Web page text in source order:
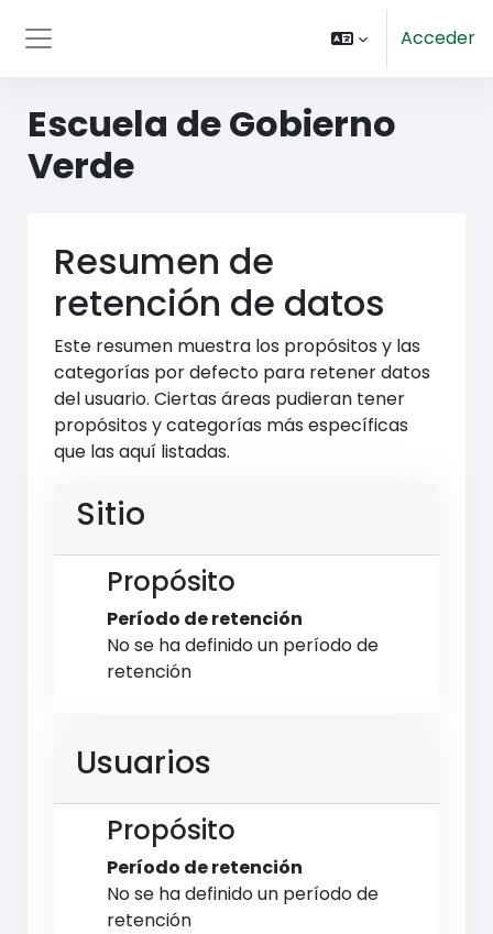
Acceder
Escuela de Gobierno
Verde
Resumen de
retención de datos
Este resumen muestra los propósitos y las
categorías por defecto para retener datos
del usuario. Ciertas áreas pudieran tener
propósitos y categorías más específicas
que las aquí listadas.
Sitio
Propósito
Período de retención
No se ha definido un período de
retención
Usuarios
Propósito
Período de retención
No se ha definido un período de
retención